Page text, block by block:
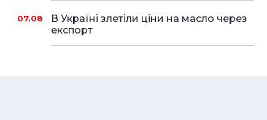
07.08
В Україні злетіли ціни на масло через
експорт